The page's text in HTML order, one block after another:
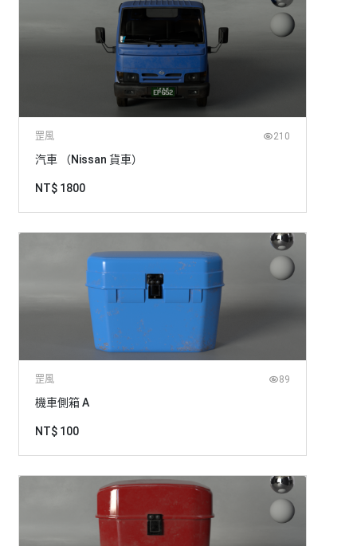
罡風 210
汽車 （Nissan 貨車）
NT$ 1800
罡風 89
機車側箱 A
NT$ 100